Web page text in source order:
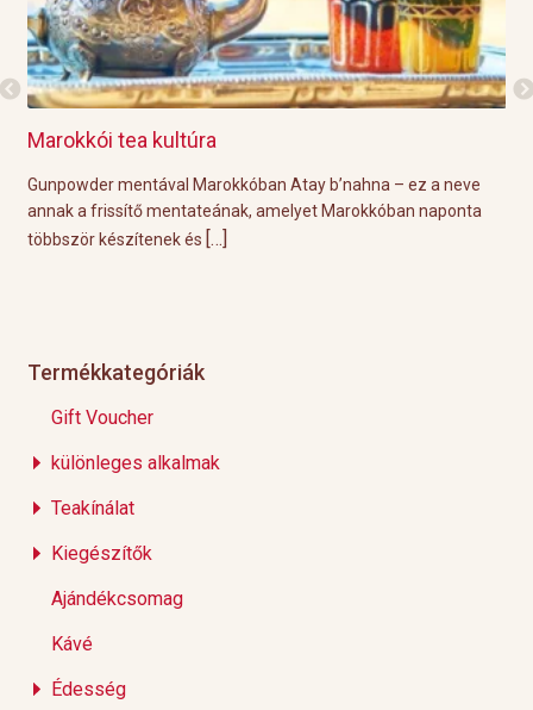
Marokkói tea kultúra
Gunpowder mentával Marokkóban Atay b’nahna – ez a neve
annak a frissítő mentateának, amelyet Marokkóban naponta
többször készítenek és […]
Termékkategóriák
Gift Voucher
különleges alkalmak
Teakínálat
Kiegészítők
Ajándékcsomag
Kávé
Édesség